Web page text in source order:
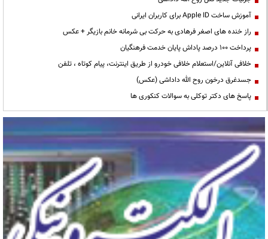
آموزش ساخت Apple ID برای کاربران ایرانی
راز خنده های اصغر فرهادی به حرکت بی شرمانه خانم بازیگر + عکس
پرداخت ۱۰۰ درصد پاداش پایان خدمت فرهنگیان
خلافی آنلاین/استعلام خلافی خودرو از طریق اینترنت، پیام کوتاه ، تلفن
جسدغرق درخون روح الله داداشی (عکس)
پاسخ های دکتر توکلی به سوالات کنکوری ها